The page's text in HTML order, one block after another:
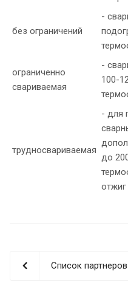
без ограничений
-
ограниченно
свариваемая
-
100-
трудносвариваемая
- для
до
отжиг
Список партнеров